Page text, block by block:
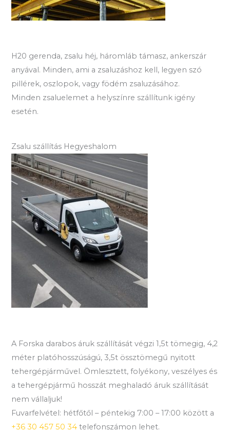
H20 gerenda, zsalu héj, háromláb támasz, ankerszár
anyával. Minden, ami a zsaluzáshoz kell, legyen szó
pillérek, oszlopok, vagy födém zsaluzásához.
Minden zsaluelemet a helyszínre szállítunk igény
esetén.
Zsalu szállítás Hegyeshalom
A Forska darabos áruk szállítását végzi 1,5t tömegig, 4,2
méter platóhosszúságú, 3,5t össztömegű nyitott
tehergépjárművel. Ömlesztett, folyékony, veszélyes és
a tehergépjármű hosszát meghaladó áruk szállítását
nem vállaljuk!
Fuvarfelvétel: hétfőtől – péntekig 7:00 – 17:00 között a
+36 30 457 50 34 telefonszámon lehet.